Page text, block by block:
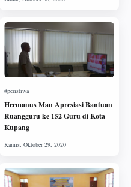
Hermanus Man Apresiasi Bantuan
Ruangguru ke 152 Guru di Kota
Kupang